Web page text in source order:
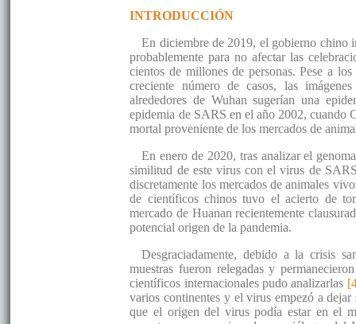
INTRODUCCIÓN
En diciembre de 2019, el gobierno chino
probablemente para no afectar las
cientos de millones de personas. Pese a
creciente número de casos, las
alrededores de Wuhan sugerían una
epidemia de SARS en el año 2002, cuando
mortal proveniente de los mercados de
En enero de 2020, tras analizar el
similitud de este virus con el virus de
discretamente los mercados de animales
de científicos chinos tuvo el acierto de
mercado de Huanan recientemente
potencial origen de la pandemia.
Desgraciadamente, debido a la crisis
muestras fueron relegadas y
científicos internacionales pudo analizarlas
varios continentes y el virus empezó a
que el origen del virus podía estar en el